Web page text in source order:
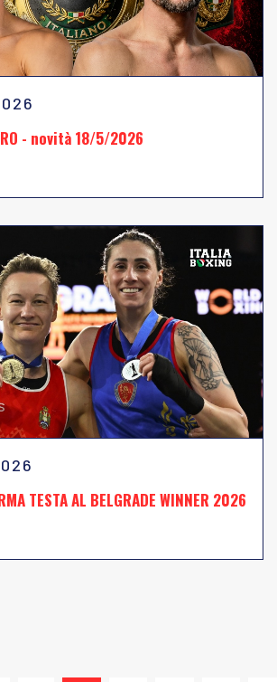
- novità 18/5/2026
TESTA AL BELGRADE WINNER 2026